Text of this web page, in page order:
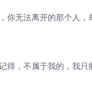
你无法离开的那个人，
得，不属于我的，我只